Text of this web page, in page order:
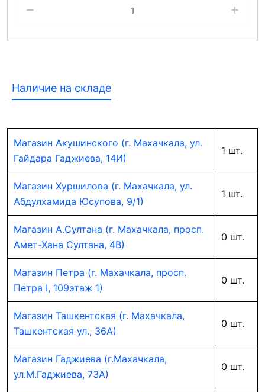
Наличие на складе
Магазин Акушинского (г. Махачкала, ул.
Гайдара Гаджиева, 14И)
1 шт.
Магазин Хуршилова (г. Махачкала, ул.
Абдулхамида Юсупова, 9/1)
1 шт.
Магазин А.Султана (г. Махачкала, просп.
Амет-Хана Султана, 4В)
0 шт.
Магазин Петра (г. Махачкала, просп.
Петра I, 109этаж 1)
0 шт.
Магазин Ташкентская (г. Махачкала,
Ташкентская ул., 36А)
0 шт.
Магазин Гаджиева (г.Махачкала,
ул.М.Гаджиева, 73А)
0 шт.